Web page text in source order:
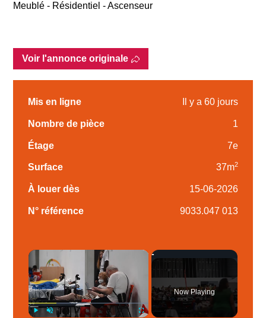
Meublé - Résidentiel - Ascenseur
Voir l'annonce originale
Mis en ligne Il y a 60 jours
Nombre de pièce 1
Étage 7e
Surface 37m2
À louer dès 15-06-2026
N° référence 9033.047 013
×
Now Playing